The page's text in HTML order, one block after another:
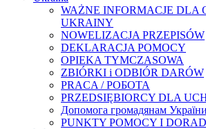
WAŻNE INFORMACJE DLA
UKRAINY
NOWELIZACJA PRZEPISÓW
DEKLARACJA POMOCY
OPIEKA TYMCZASOWA
ZBIÓRKI i ODBIÓR DARÓW
PRACA / РОБОТА
PRZEDSIĘBIORCY DLA
Допомога громадянам України
PUNKTY POMOCY I